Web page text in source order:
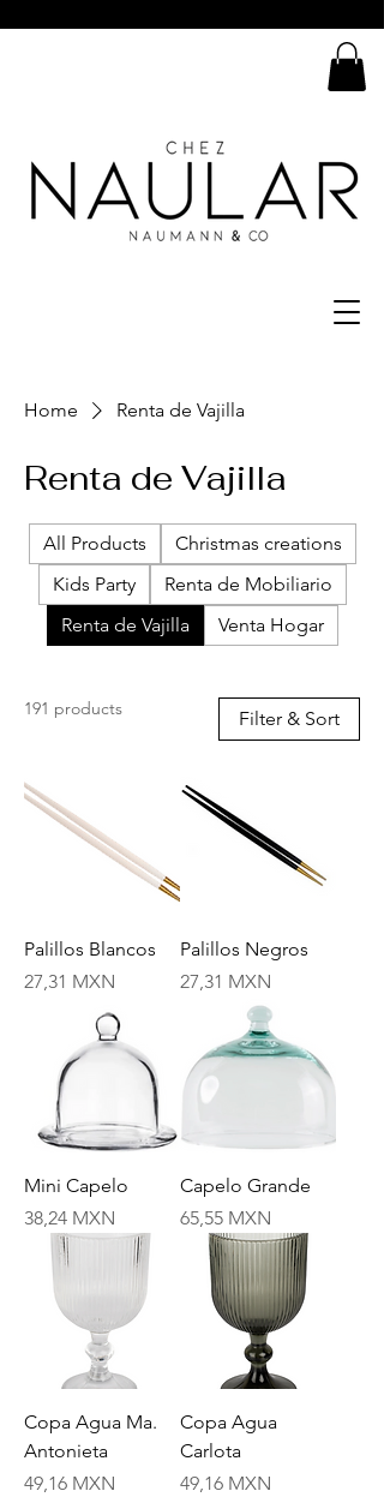
Home Renta de Vajilla
Renta de Vajilla
All Products
Christmas creations
Kids Party
Renta de Mobiliario
Renta de Vajilla
Venta Hogar
191 products Filter & Sort
Palillos Blancos
Price
27,31 MXN
Palillos Negros
Price
27,31 MXN
Mini Capelo
Price
38,24 MXN
Capelo Grande
Price
65,55 MXN
Copa Agua Ma.
Antonieta
Price
49,16 MXN
Copa Agua
Carlota
Price
49,16 MXN